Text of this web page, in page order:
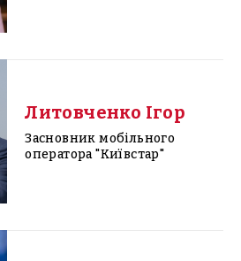
Литовченко Ігор
Засновник мобільного
оператора "Київстар"